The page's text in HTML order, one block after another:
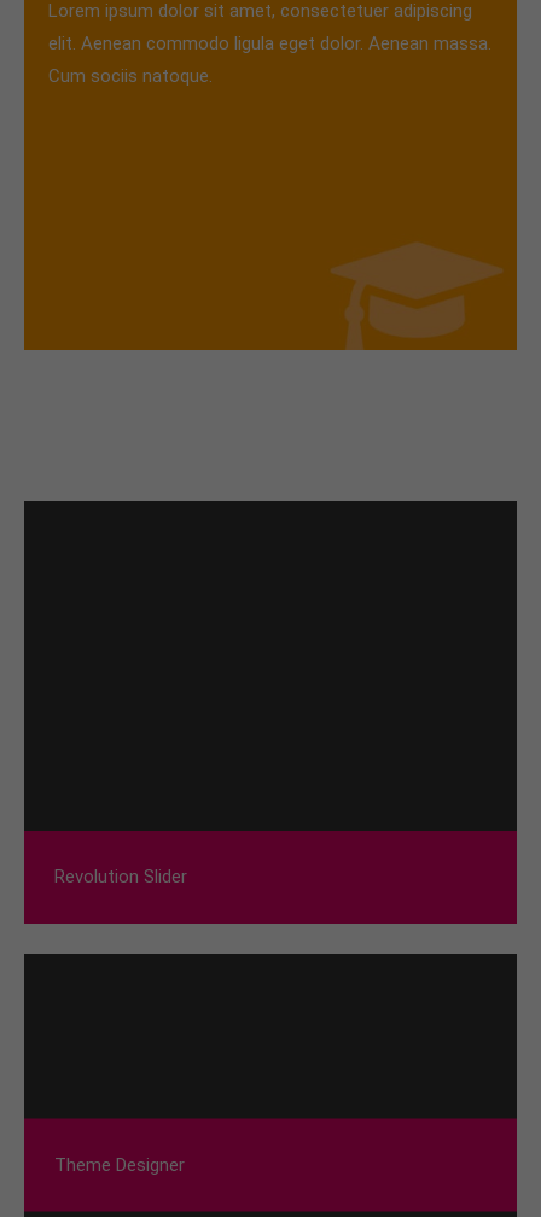
Lorem ipsum dolor sit amet, consectetuer adipiscing
elit. Aenean commodo ligula eget dolor. Aenean massa.
Cum sociis natoque.
Revolution Slider
Theme Designer